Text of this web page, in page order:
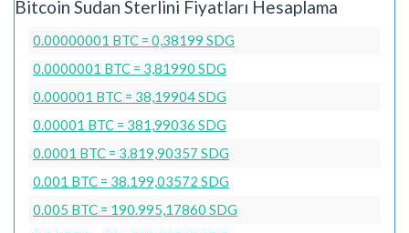
Bitcoin Sudan Sterlini Fiyatları Hesaplama
0.00000001 BTC = 0,38199 SDG
0.0000001 BTC = 3,81990 SDG
0.000001 BTC = 38,19904 SDG
0.00001 BTC = 381,99036 SDG
0.0001 BTC = 3.819,90357 SDG
0.001 BTC = 38.199,03572 SDG
0.005 BTC = 190.995,17860 SDG